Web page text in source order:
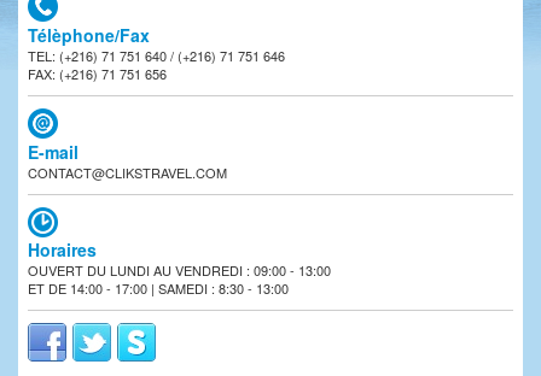
Télèphone/Fax
TEL: (+216) 71 751 640 / (+216) 71 751 646
FAX: (+216) 71 751 656
E-mail
CONTACT@CLIKSTRAVEL.COM
Horaires
OUVERT DU LUNDI AU VENDREDI : 09:00 - 13:00
ET DE 14:00 - 17:00 | SAMEDI : 8:30 - 13:00